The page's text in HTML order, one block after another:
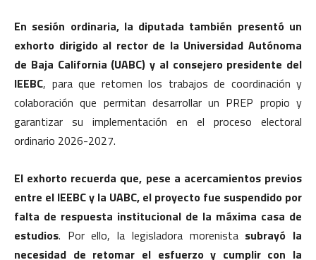
En sesión ordinaria, la diputada también presentó un
exhorto dirigido al rector de la Universidad Autónoma
de Baja California (UABC) y al consejero presidente del
IEEBC, para que retomen los trabajos de coordinación y
colaboración que permitan desarrollar un PREP propio y
garantizar su implementación en el proceso electoral
ordinario 2026-2027.
El exhorto recuerda que, pese a acercamientos previos
entre el IEEBC y la UABC, el proyecto fue suspendido por
falta de respuesta institucional de la máxima casa de
estudios. Por ello, la legisladora morenista subrayó la
necesidad de retomar el esfuerzo y cumplir con la